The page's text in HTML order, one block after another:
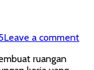
Leave a comment
ruangan